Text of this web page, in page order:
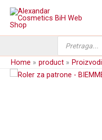
Skip
content
search
Home product Proizvodi
-
BIEMME
količina